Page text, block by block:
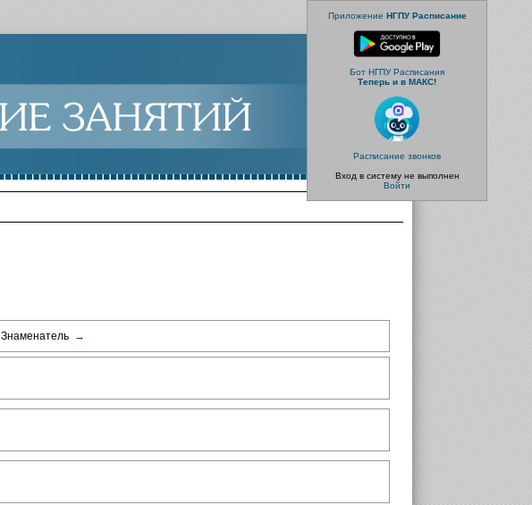
Приложение НГПУ Расписание
Бот НГПУ Расписания
Теперь и в МАКС!
Расписание звонков
Вход в систему не выполнен
Войти
Знаменатель →